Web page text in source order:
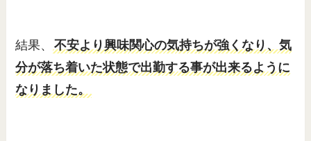
結果、 不安より興味関心の気持ちが強くなり、気
分が落ち着いた状態で出勤する事が出来るように
なりました。